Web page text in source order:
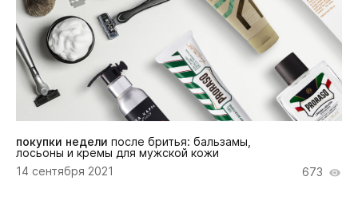
покупки недели после бритья: бальзамы,
лосьоны и кремы для мужской кожи
14 сентября 2021
673